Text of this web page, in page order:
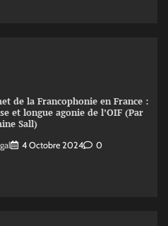
de la Francophonie en France :
et longue agonie de l’OIF (Par
Sall)
4 Octobre 2024 0